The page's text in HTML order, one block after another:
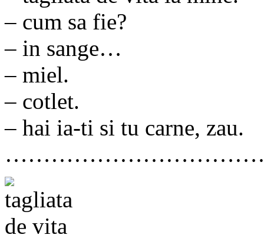
– cum sa fie?
– in sange…
– miel.
– cotlet.
– hai ia-ti si tu carne, zau.